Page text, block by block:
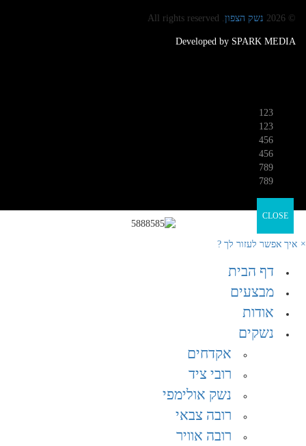
© 2026 נשק הצפון
Developed by SPARK MEDIA
123
123
456
456
789
789
CLOSE
× איך אפשר לעזור לך ?
דף הבית
מבצעים
אודות
נשקים
אקדחים
רובי ציד
נשק אולימפי
רובה צבאי
רובה אוויר